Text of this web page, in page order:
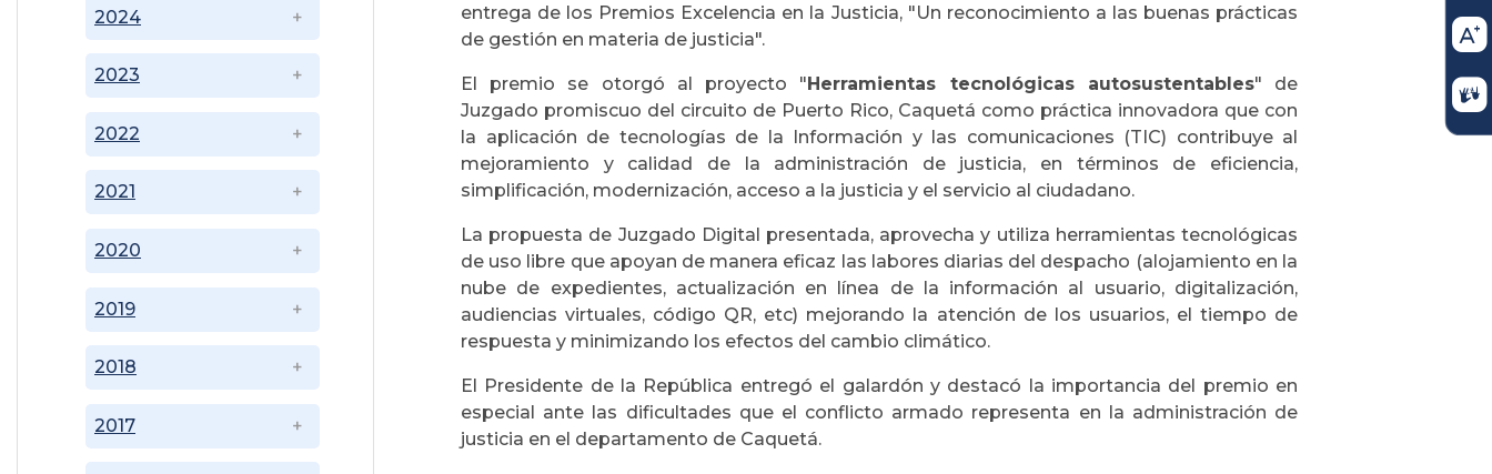
2017
2018
2019
2020
2021
2022
2023
2024
entrega de los Premios Excelencia en la Justicia, "Un reconocimiento a las buenas prácticas
de gestión en materia de justicia".
El premio se otorgó al proyecto "Herramientas tecnológicas autosustentables" de
Juzgado promiscuo del circuito de Puerto Rico, Caquetá como práctica innovadora que con
la aplicación de tecnologías de la Información y las comunicaciones (TIC) contribuye al
mejoramiento y calidad de la administración de justicia, en términos de eficiencia,
simplificación, modernización, acceso a la justicia y el servicio al ciudadano.
La propuesta de Juzgado Digital presentada, aprovecha y utiliza herramientas tecnológicas
de uso libre que apoyan de manera eficaz las labores diarias del despacho (alojamiento en la
nube de expedientes, actualización en línea de la información al usuario, digitalización,
audiencias virtuales, código QR, etc) mejorando la atención de los usuarios, el tiempo de
respuesta y minimizando los efectos del cambio climático.
El Presidente de la República entregó el galardón y destacó la importancia del premio en
especial ante las dificultades que el conflicto armado representa en la administración de
justicia en el departamento de Caquetá.